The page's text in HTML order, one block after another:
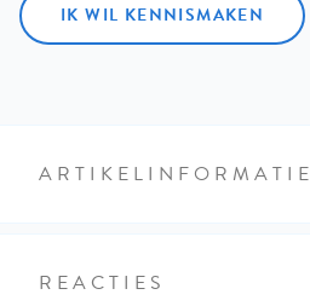
IK WIL KENNISMAKEN
ARTIKELINFORMATIE
REACTIES